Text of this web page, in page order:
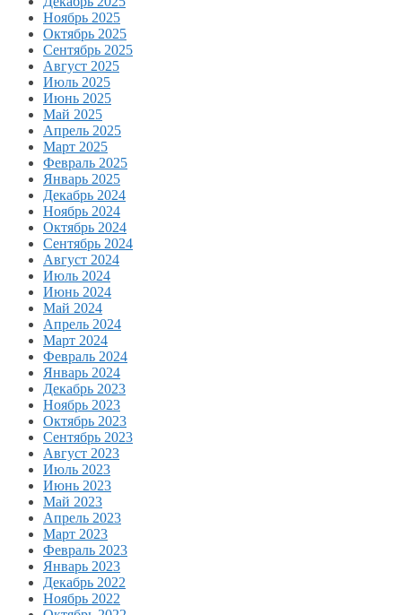
Ноябрь 2025
Октябрь 2025
Сентябрь 2025
Август 2025
Июль 2025
Июнь 2025
Май 2025
Апрель 2025
Март 2025
Февраль 2025
Январь 2025
Декабрь 2024
Ноябрь 2024
Октябрь 2024
Сентябрь 2024
Август 2024
Июль 2024
Июнь 2024
Май 2024
Апрель 2024
Март 2024
Февраль 2024
Январь 2024
Декабрь 2023
Ноябрь 2023
Октябрь 2023
Сентябрь 2023
Август 2023
Июль 2023
Июнь 2023
Май 2023
Апрель 2023
Март 2023
Февраль 2023
Январь 2023
Декабрь 2022
Ноябрь 2022